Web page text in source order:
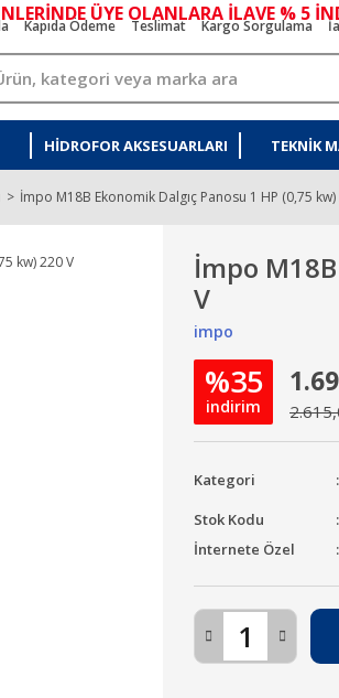
Kapıda Ödeme Teslimat Kargo Sorgulama
HIDROFOR AKSESUARLARI TEKNIK
İmpo M18B Ekonomik Dalgıç Panosu 1 HP (0,75 kw)
İmpo
V
impo
%35
indirim
Kategori
Stok Kodu
İnternete Özel
ÜYE OLANLARA İLAVE % 5